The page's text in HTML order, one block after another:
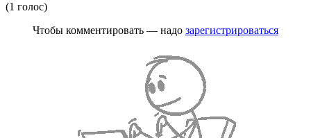
(1 голос)
Чтобы комментировать — надо зарегистрироваться